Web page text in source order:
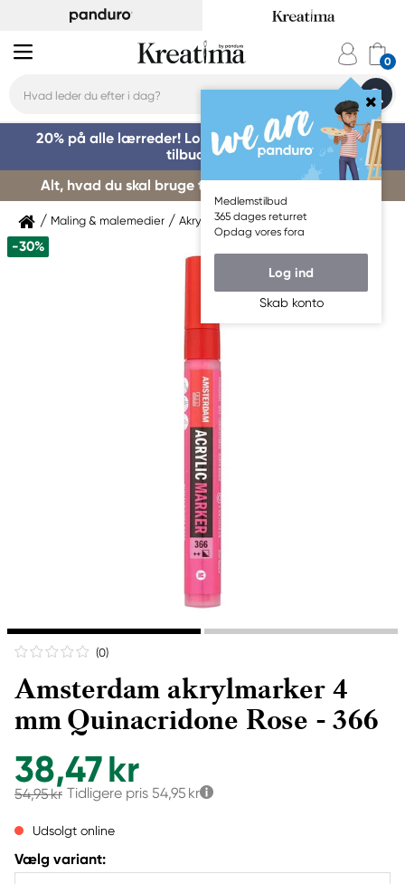
Medlemstilbud
365 dages returret
Opdag vores fora
Log ind
Skab konto
20% på alle lærreder! Log på for at benytte dig af
tilbuddet »
Alt, hvad du skal bruge til kursusstart – køb her »
Maling & malemedier Akrylmaling Amsterdam
-30%
(0)
Amsterdam akrylmarker 4
mm Quinacridone Rose - 366
38,47 kr
54,95 kr Tidligere pris 54,95 kr
Udsolgt online
Vælg variant: